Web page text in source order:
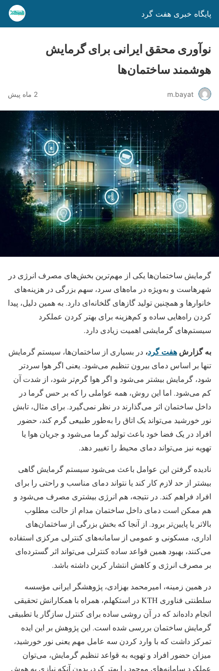
پایگاه خبری هفت گرد
نوآوری محقق ایرانی برای گرمایش
هوشمند ساختمان‌ها
m.bayat 2 ماه پیش
گرمایش ساختمان‌ها یکی از مهم‌ترین بخش‌های مصرف انرژی در
شهرهاست و به‌ویژه در ماه‌های سرد، سهم بزرگی در هزینه‌های
خانوارها و همچنین تولید گازهای گلخانه‌ای دارد. به همین دلیل، پیدا
کردن راه‌هایی ساده و کم‌هزینه برای بهتر کردن عملکرد
سیستم‌های گرمایشی اهمیت زیادی دارد.
به گزارش هفت گرد، در بسیاری از ساختمان‌ها، سیستم گرمایش
تنها بر اساس دمای بیرون تنظیم می‌شود. یعنی اگر هوا سردتر
شود، گرمایش بیشتر می‌شود و اگر هوا گرم‌تر شود، از شدت آن
کم می‌شود. اما این روش، همه عواملی را که بر حس گرما در
داخل ساختمان اثر می‌گذارند در نظر نمی‌گیرد. برای مثال، تابش
نور خورشید می‌تواند یک اتاق را به‌طور طبیعی گرم کند، حضور
افراد در یک فضا خود باعث تولید گرما می‌شود و جریان هوا یا
تهویه نیز می‌تواند دمای محیط را تغییر دهد.
نادیده گرفتن این عوامل باعث می‌شود سیستم گرمایش گاهی
بیشتر از حد لازم کار کند یا نتواند دمای مناسب و راحتی را برای
افراد فراهم کند. در نتیجه، هم انرژی بیشتری مصرف می‌شود و
هم ممکن است دمای داخل ساختمان مدام از حالت مطلوب
بالاتر یا پایین‌تر برود. از آنجا که بخش بزرگی از ساختمان‌های
اداری، مسکونی و عمومی از سامانه‌های کنترلی مرکزی استفاده
می‌کنند، بهبود همین قواعد ساده کنترلی می‌تواند اثر گسترده‌ای
بر مصرف انرژی و کاهش انتشار کربن داشته باشد.
در همین زمینه، امیرمحمد بهزادی، پژوهشگر ایرانی مؤسسه
سلطنتی فناوری KTH در استکهلم، همراه با همکارانش تحقیقی
انجام داده‌اند که در آن روشی ساده برای کنترل سازگار یا تطبیقی
گرمایش ساختمان بررسی شده است. این پژوهش بر این ایده
تمرکز داشت که با وارد کردن سه عامل مهم یعنی نور خورشید،
میزان حضور افراد و تهویه به قواعد تنظیم گرمایش، می‌توان
عملکرد سامانه‌های موجود را بهتر کرد، بدون آنکه نیازی به هوش